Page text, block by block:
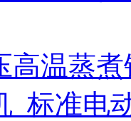
高温蒸
_标准电